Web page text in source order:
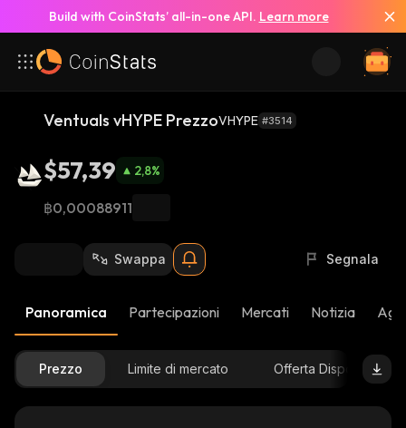
Build with CoinStats’ all-in-one API. Learn more
Ventuals vHYPE PrezzoVHYPE #3514
$57,39 2,8%
฿0,00088911
Swappa Segnala
Panoramica Partecipazioni Mercati Notizia
Prezzo Limite di mercato Offerta Disponibile